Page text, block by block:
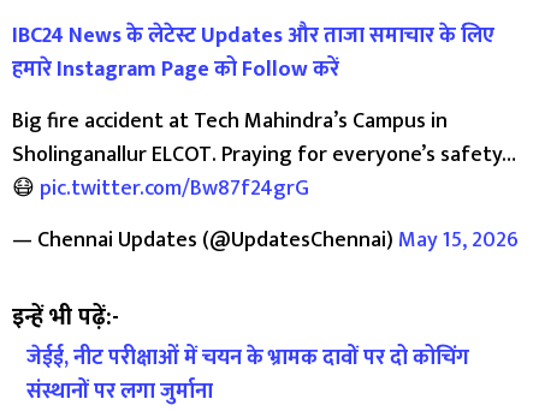
IBC24 News के लेटेस्ट Updates और ताजा समाचार के लिए
हमारे Instagram Page को Follow करें
Big fire accident at Tech Mahindra’s Campus in
Sholinganallur ELCOT. Praying for everyone’s safety…
😷 pic.twitter.com/Bw87f24grG
— Chennai Updates (@UpdatesChennai) May 15, 2026
इन्हें भी पढ़ें:-
जेईई, नीट परीक्षाओं में चयन के भ्रामक दावों पर दो कोचिंग
संस्थानों पर लगा जुर्माना